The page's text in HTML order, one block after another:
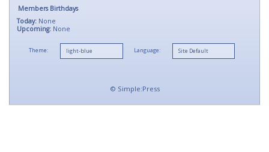
Members Birthdays
Today: None
Upcoming: None
Theme: Language:
© Simple:Press